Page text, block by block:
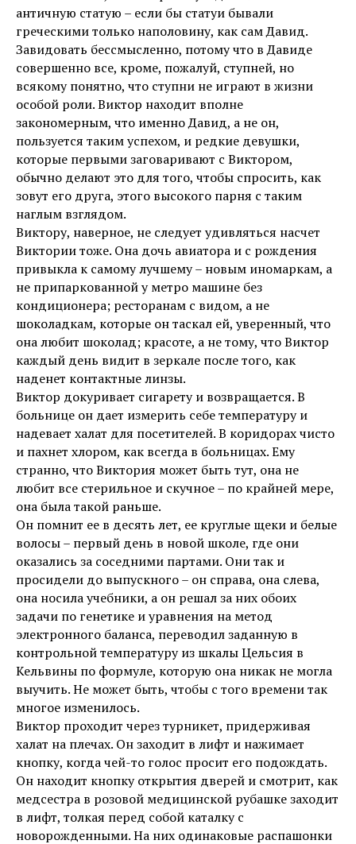
античную статую – если бы статуи бывали
греческими только наполовину, как сам Давид.
Завидовать бессмысленно, потому что в Давиде
совершенно все, кроме, пожалуй, ступней, но
всякому понятно, что ступни не играют в жизни
особой роли. Виктор находит вполне
закономерным, что именно Давид, а не он,
пользуется таким успехом, и редкие девушки,
которые первыми заговаривают с Виктором,
обычно делают это для того, чтобы спросить, как
зовут его друга, этого высокого парня с таким
наглым взглядом.
Виктору, наверное, не следует удивляться насчет
Виктории тоже. Она дочь авиатора и с рождения
привыкла к самому лучшему – новым иномаркам, а
не припаркованной у метро машине без
кондиционера; ресторанам с видом, а не
шоколадкам, которые он таскал ей, уверенный, что
она любит шоколад; красоте, а не тому, что Виктор
каждый день видит в зеркале после того, как
наденет контактные линзы.
Виктор докуривает сигарету и возвращается. В
больнице он дает измерить себе температуру и
надевает халат для посетителей. В коридорах чисто
и пахнет хлором, как всегда в больницах. Ему
странно, что Виктория может быть тут, она не
любит все стерильное и скучное – по крайней мере,
она была такой раньше.
Он помнит ее в десять лет, ее круглые щеки и белые
волосы – первый день в новой школе, где они
оказались за соседними партами. Они так и
просидели до выпускного – он справа, она слева,
она носила учебники, а он решал за них обоих
задачи по генетике и уравнения на метод
электронного баланса, переводил заданную в
контрольной температуру из шкалы Цельсия в
Кельвины по формуле, которую она никак не могла
выучить. Не может быть, чтобы с того времени так
многое изменилось.
Виктор проходит через турникет, придерживая
халат на плечах. Он заходит в лифт и нажимает
кнопку, когда чей-то голос просит его подождать.
Он находит кнопку открытия дверей и смотрит, как
медсестра в розовой медицинской рубашке заходит
в лифт, толкая перед собой каталку с
новорожденными. На них одинаковые распашонки